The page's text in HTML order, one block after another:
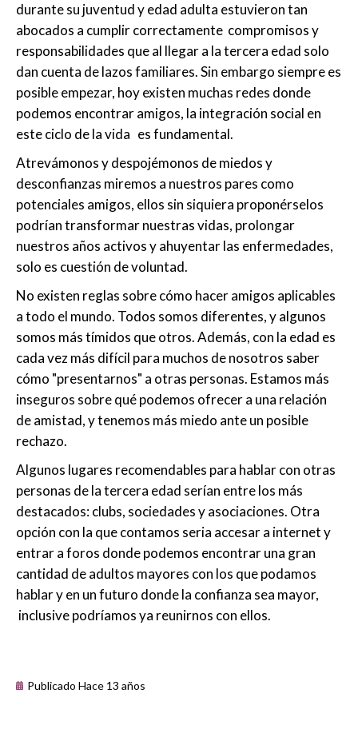
durante su juventud y edad adulta estuvieron tan
abocados a cumplir correctamente compromisos y
responsabilidades que al llegar a la tercera edad solo
dan cuenta de lazos familiares. Sin embargo siempre es
posible empezar, hoy existen muchas redes donde
podemos encontrar amigos, la integración social en
este ciclo de la vida es fundamental.
Atrevámonos y despojémonos de miedos y
desconfianzas miremos a nuestros pares como
potenciales amigos, ellos sin siquiera proponérselos
podrían transformar nuestras vidas, prolongar
nuestros años activos y ahuyentar las enfermedades,
solo es cuestión de voluntad.
No existen reglas sobre cómo hacer amigos aplicables
a todo el mundo. Todos somos diferentes, y algunos
somos más tímidos que otros. Además, con la edad es
cada vez más difícil para muchos de nosotros saber
cómo "presentarnos" a otras personas. Estamos más
inseguros sobre qué podemos ofrecer a una relación
de amistad, y tenemos más miedo ante un posible
rechazo.
Algunos lugares recomendables para hablar con otras
personas de la tercera edad serían entre los más
destacados: clubs, sociedades y asociaciones. Otra
opción con la que contamos seria accesar a internet y
entrar a foros donde podemos encontrar una gran
cantidad de adultos mayores con los que podamos
hablar y en un futuro donde la confianza sea mayor,
inclusive podríamos ya reunirnos con ellos.
Publicado Hace 13 años